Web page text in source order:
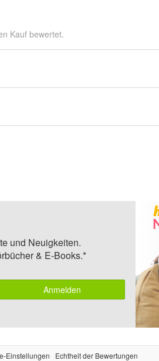
Kauf bewertet.
und Neuigkeiten.
& E-Books.*
Anmelden
Einstellungen Echtheit der Bewertungen